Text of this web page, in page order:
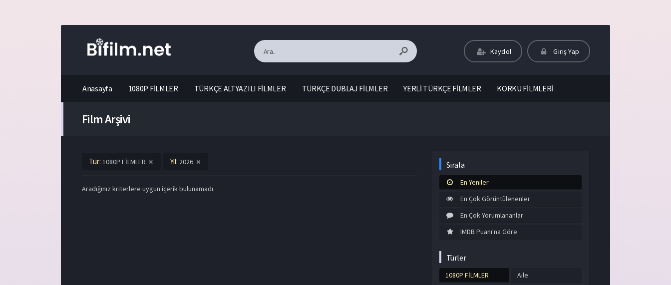
Kaydol Giriş Yap
Anasayfa 1080P FİLMLER TÜRKÇE ALTYAZILI FİLMLER TÜRKÇE DUBLAJ FİLMLER YERLİ TÜRKÇE FİLMLER KORKU FİLMLERİ
Film Arşivi
Tür: 1080P FİLMLER Yıl: 2026
Aradığınız kriterlere uygun içerik bulunamadı.
Sırala
En Yeniler
En Çok Görüntülenenler
En Çok Yorumlananlar
IMDB Puanı'na Göre
Türler
1080P FİLMLER
Aile